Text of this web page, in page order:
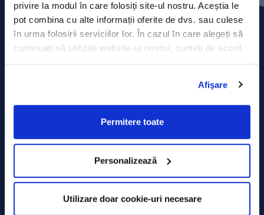
privire la modul în care folosiți site-ul nostru. Aceștia le
pot combina cu alte informații oferite de dvs. sau culese
în urma folosirii serviciilor lor. În cazul în care alegeți să
continuați să utilizați website-ul nostru, sunteți de acord
Afişare
Permitere toate
Personalizează
Utilizare doar cookie-uri necesare
Contact
Data Processing policy
Cookie policy